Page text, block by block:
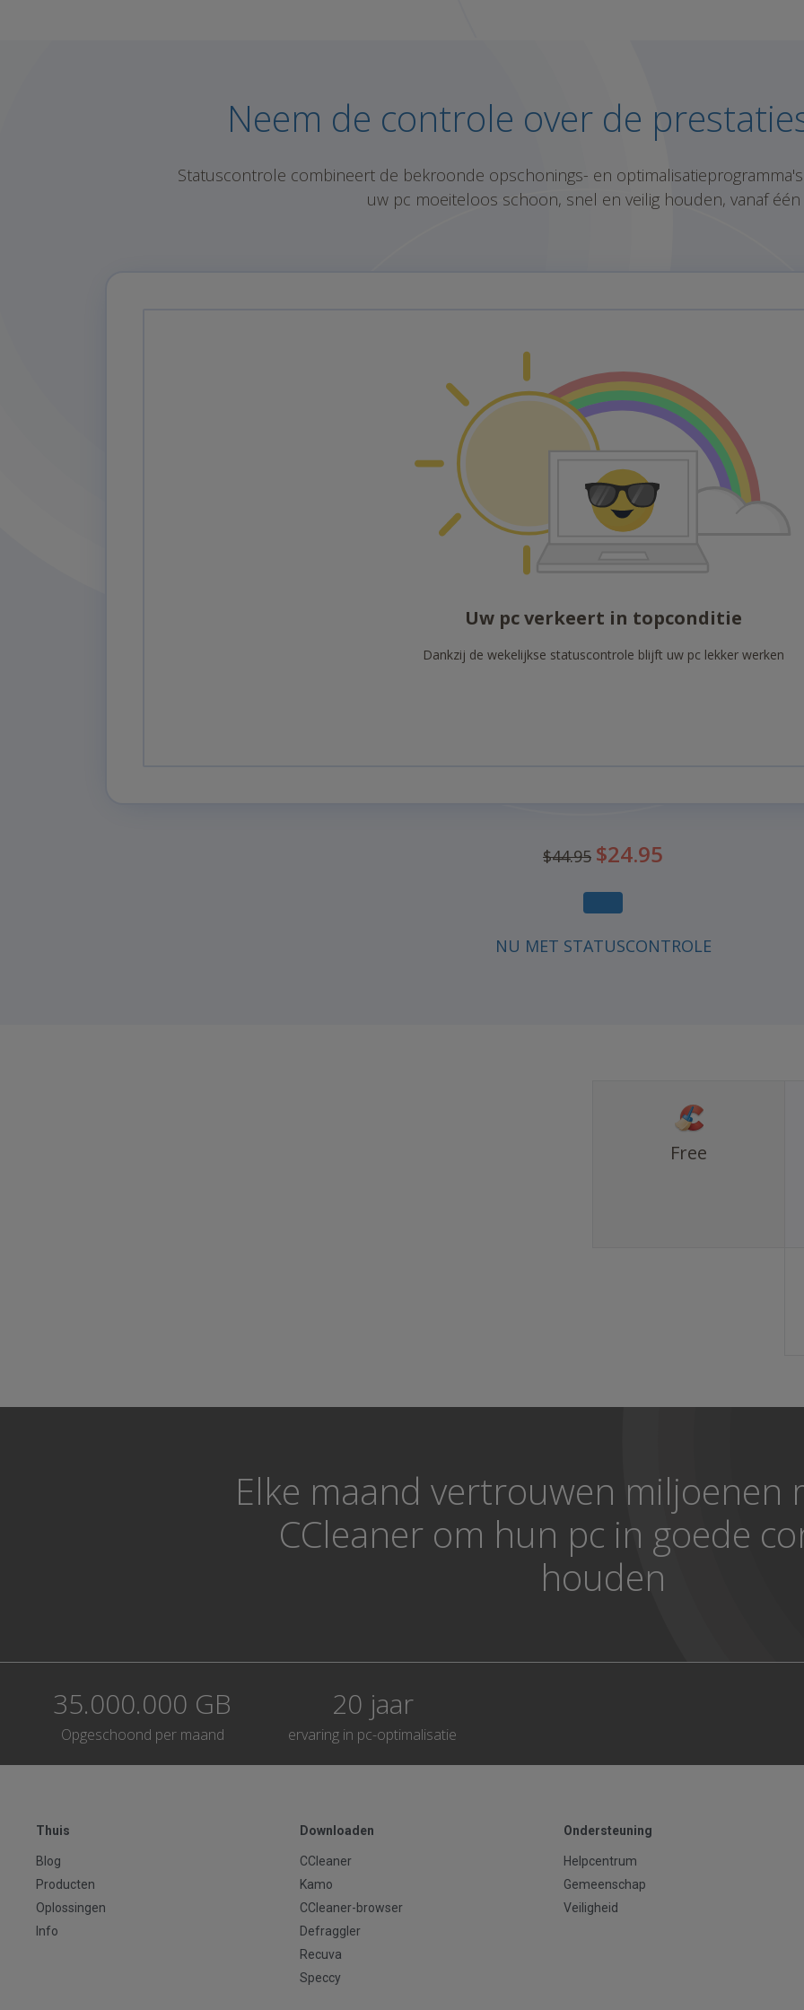
Neem de controle over de
Statuscontrole combineert de bekroonde opschonings- en
uw pc moeiteloos schoon, snel en veilig houden, vanaf één
Uw pc verkeert in topconditie
Dankzij de wekelijkse statuscontrole blijft uw pc lekker werken
$44.95 $24.95
NU MET STATUSCONTROLE
Free
Elke maand vertrouwen miljoenen
CCleaner om hun pc in goede
houden
35.000.000 GB
Opgeschoond per maand
20 jaar
ervaring in pc-optimalisatie
Thuis
Blog
Producten
Oplossingen
Info
Downloaden
CCleaner
Kamo
CCleaner-browser
Defraggler
Recuva
Speccy
Ondersteuning
Helpcentrum
Gemeenschap
Veiligheid